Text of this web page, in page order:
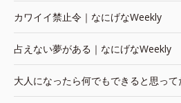
カワイイ禁止令｜なにげなWeekly
占えない夢がある｜なにげなWeekly
大人になったら何でもできると思っ